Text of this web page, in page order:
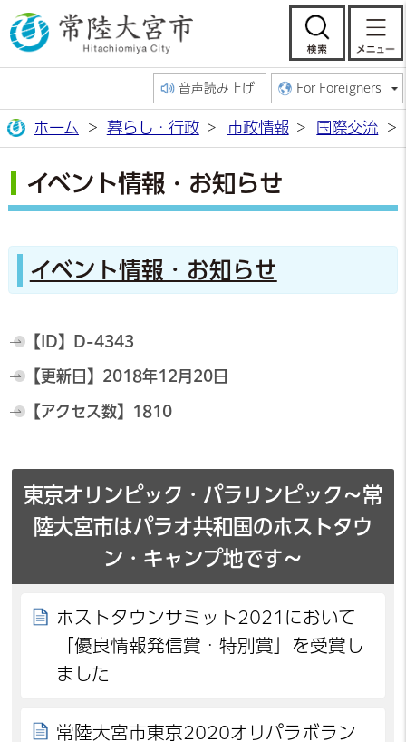
常陸大宮市公
検
音声読み上げ For Foreigners
ホーム 暮らし・行政 市政情報 国際交流
イベント情報・お知らせ
イベント情報・お知らせ
【ID】 D-4343
【更新日】 2018年12月20日
【アクセス数】 1810
東京オリンピック・パラリンピック～常
陸大宮市はパラオ共和国のホストタウ
ン・キャンプ地です～
ホストタウンサミット2021において
「優良情報発信賞・特別賞」を受賞し
ました
常陸大宮市東京2020オリパラボラン